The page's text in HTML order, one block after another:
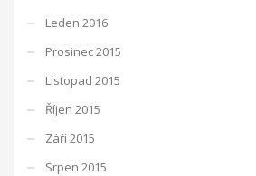
Leden 2016
Prosinec 2015
Listopad 2015
Říjen 2015
Září 2015
Srpen 2015